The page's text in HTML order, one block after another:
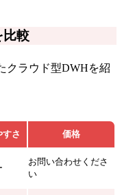
較
クラウド型DWHを紹
すさ 価格
お問い合わせくださ
い